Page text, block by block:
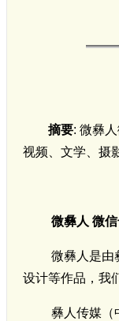
摘要: 微彝
视频、文学、摄
微彝人 微
微彝人是由
设计等作品，我
彝人传媒（